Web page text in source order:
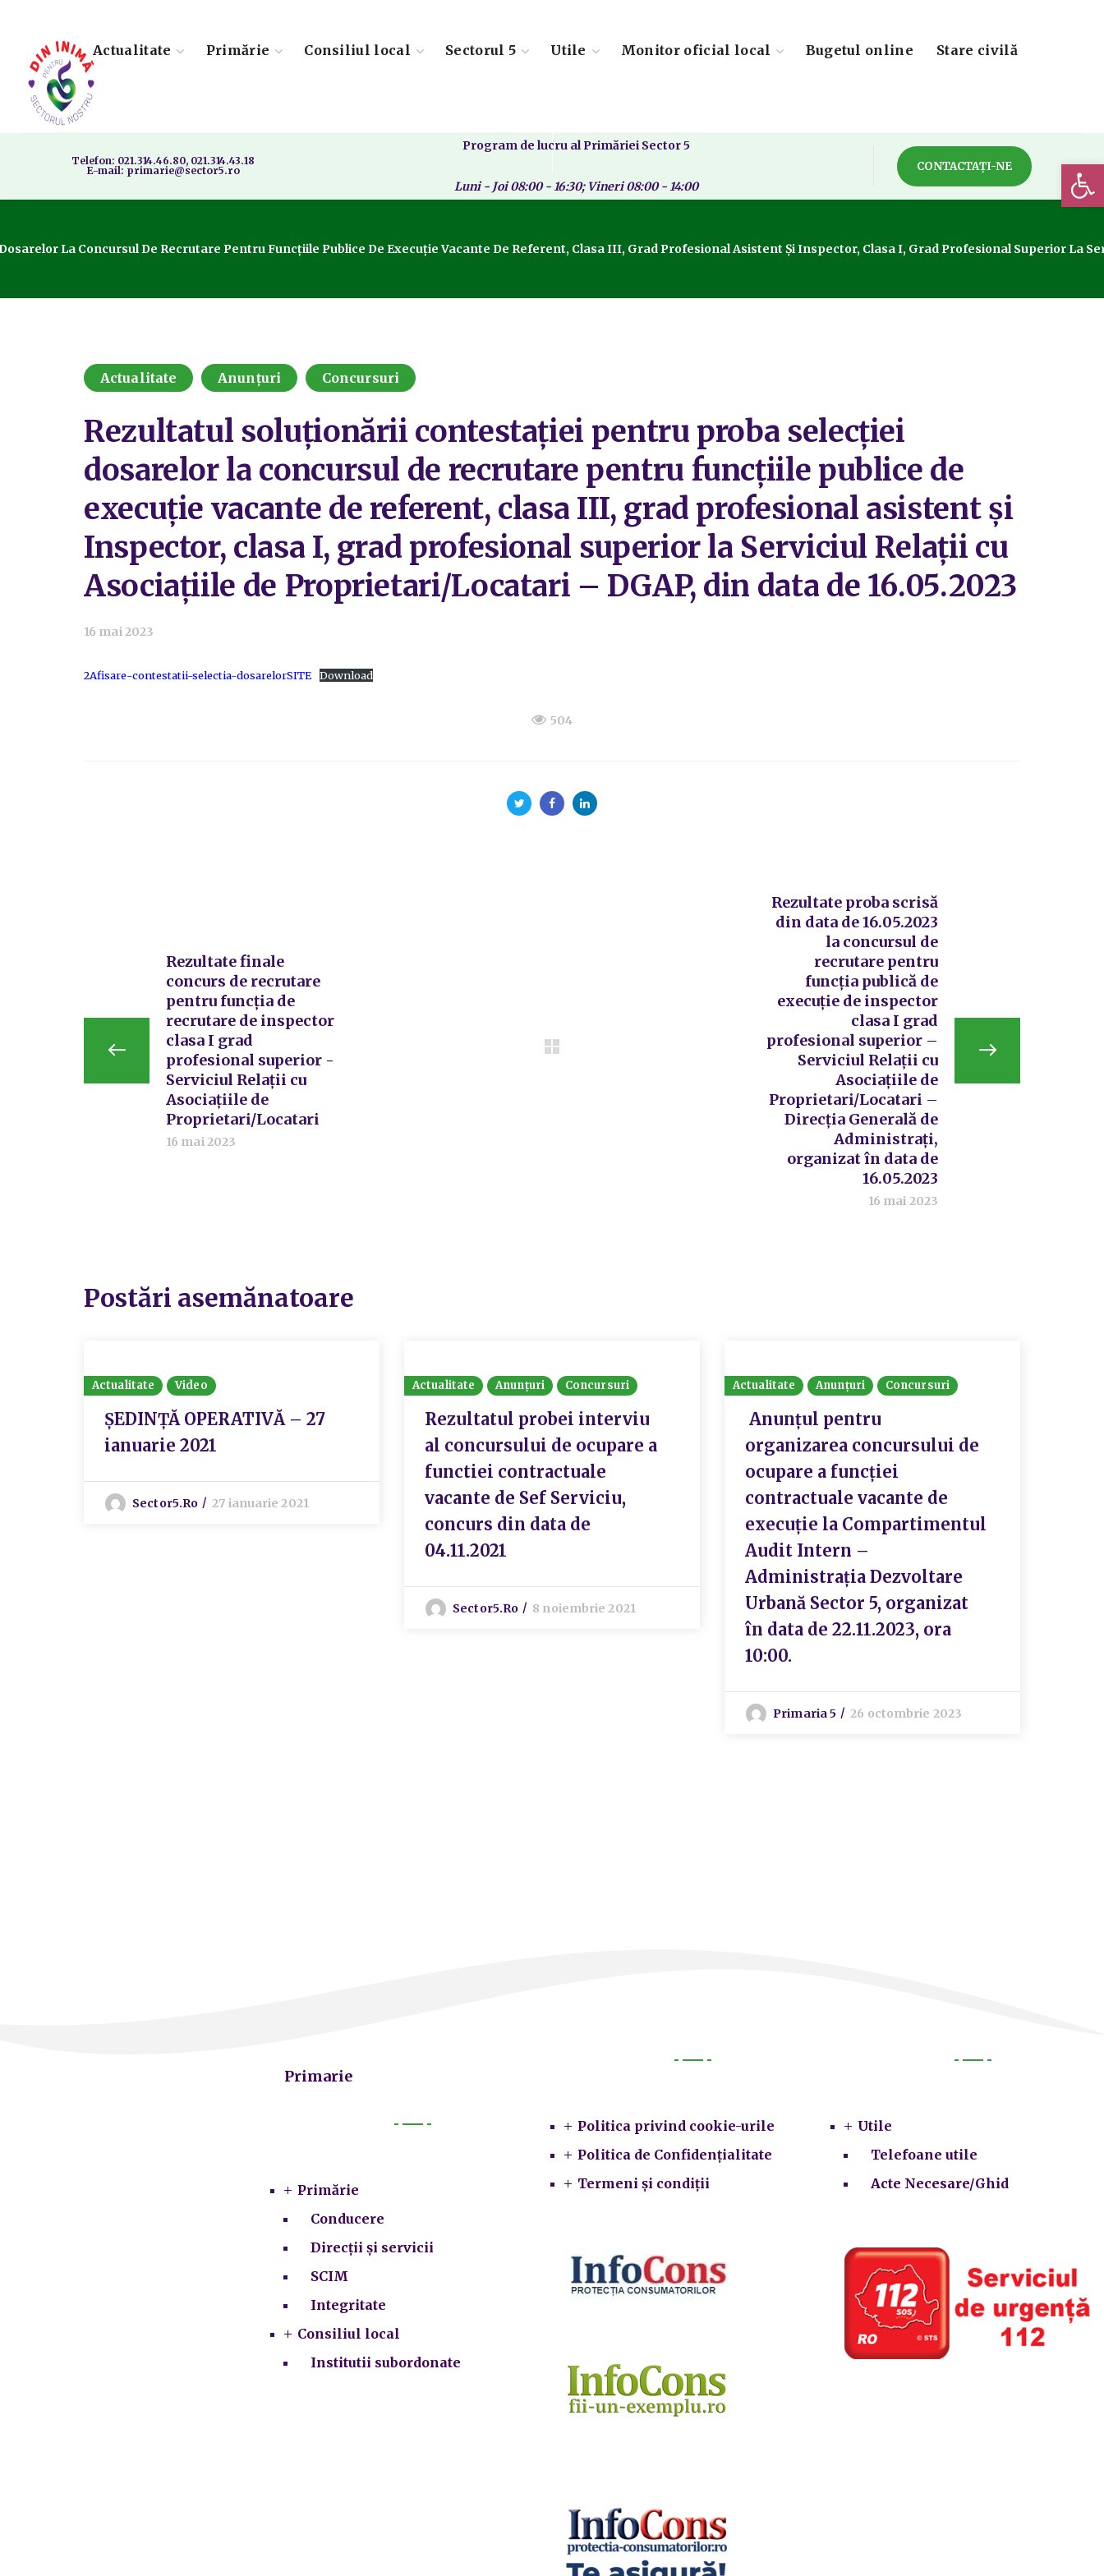
Actualitate Primărie Consiliul local Sectorul 5 Utile Monitor oficial local Bugetul online Stare civilă
Telefon: 021.314.46.80, 021.314.43.18
E-mail: primarie@sector5.ro
Program de lucru al Primăriei Sector 5
Luni - Joi 08:00 - 16:30; Vineri 08:00 - 14:00
CONTACTAȚI-NE
La Concursul De Recrutare Pentru Funcțiile Publice De Execuție Vacante De Referent, Clasa III, Grad Profesional Asistent Și Inspector, Clasa I, Grad Profesional Superior La
Actualitate Anunțuri Concursuri
Rezultatul soluționării contestației pentru proba selecției
dosarelor la concursul de recrutare pentru funcțiile publice de
execuție vacante de referent, clasa III, grad profesional asistent și
Inspector, clasa I, grad profesional superior la Serviciul Relații cu
Asociațiile de Proprietari/Locatari – DGAP, din data de 16.05.2023
16 mai 2023
2Afisare-contestatii-selectia-dosarelorSITE Download
504
Rezultate finale
concurs de recrutare
pentru funcția de
recrutare de inspector
clasa I grad
profesional superior -
Serviciul Relații cu
Asociațiile de
Proprietari/Locatari
16 mai 2023
Rezultate proba scrisă
din data de 16.05.2023
la concursul de
recrutare pentru
funcția publică de
execuție de inspector
clasa I grad
profesional superior –
Serviciul Relații cu
Asociațiile de
Proprietari/Locatari –
Direcția Generală de
Administrați,
organizat în data de
16.05.2023
16 mai 2023
Postări asemănatoare
Actualitate Video
ȘEDINȚĂ OPERATIVĂ – 27
ianuarie 2021
Sector5.ro 27 ianuarie 2021
Actualitate Anunțuri Concursuri
Rezultatul probei interviu
al concursului de ocupare a
functiei contractuale
vacante de Sef Serviciu,
concurs din data de
04.11.2021
Sector5.ro 8 noiembrie 2021
Actualitate Anunțuri Concursuri
Anunțul pentru
organizarea concursului de
ocupare a funcției
contractuale vacante de
execuție la Compartimentul
Audit Intern –
Administrația Dezvoltare
Urbană Sector 5, organizat
în data de 22.11.2023, ora
10:00.
Primaria 5 26 octombrie 2023
Primarie
Primărie
Conducere
Direcții și servicii
SCIM
Integritate
Consiliul local
Institutii subordonate
Politica privind cookie-urile
Politica de Confidențialitate
Termeni și condiții
Utile
Telefoane utile
Acte Necesare/Ghid